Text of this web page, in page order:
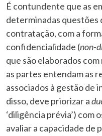
É contundente que as
determinadas questões
contratação, com a
confidencialidade (non-
que são elaborados
as partes entendam as
associados à gestão de
disso, deve priorizar a
‘diligência prévia’) com
avaliar a capacidade de